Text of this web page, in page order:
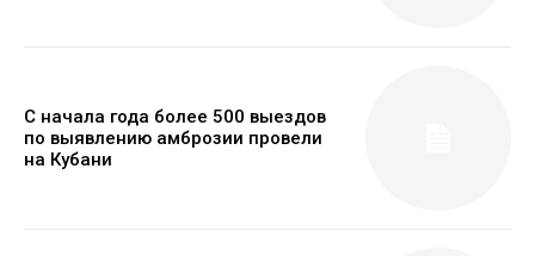
С начала года более 500 выездов
по выявлению амброзии провели
на Кубани